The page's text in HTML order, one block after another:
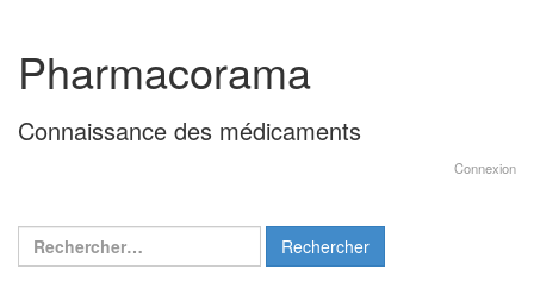
contenu
menu
principal
Pharmacorama
Connaissance des médicaments
Connexion
Rechercher :